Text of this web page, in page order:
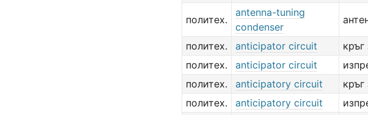
политех.
antenna-tuning
condenser
политех. anticipator circuit
кръг
политех.
anticipator circuit
политех.
anticipatory circuit
кръг
политех.
anticipatory circuit